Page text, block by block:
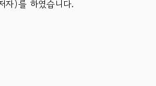
자)를 하였습니다.